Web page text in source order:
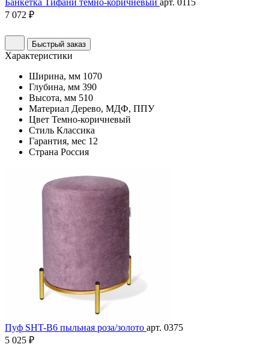
Банкетка Тифани темно-коричневый арт. 0115
7 072 ₽
Быстрый заказ
Характеристики
Ширина, мм 1070
Глубина, мм 390
Высота, мм 510
Материал Дерево, МДФ, ППУ
Цвет Темно-коричневый
Стиль Классика
Гарантия, мес 12
Страна Россия
Пуф SHT-B6 пыльная роза/золото арт. 0375
5 025 ₽